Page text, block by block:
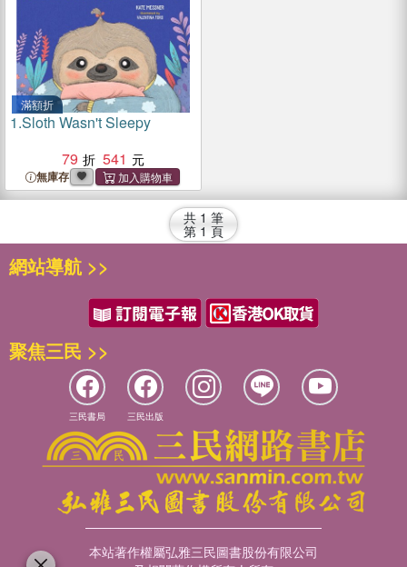
滿額折
1.Sloth Wasn't Sleepy
79
541
無庫存
共 1 筆
第 1 頁
網站導航 >>
聚焦三民 >>
三民書局 三民出版
本站著作權屬弘雅三民圖書股份有限公司